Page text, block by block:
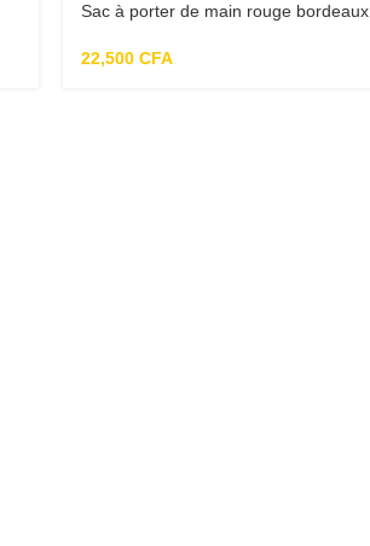
Sac à porter de main rouge bordeaux
22,500 CFA